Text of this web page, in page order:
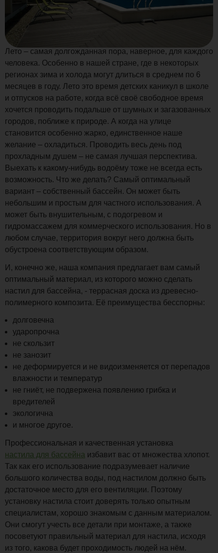
Лето – самая долгожданная пора, наверное, для каждого
человека. Особенно в нашей стране, где в некоторых
регионах зима и холода могут длиться в среднем по 6
месяцев в году. Лето это время детских каникул в школе
и отпусков на работе, когда всё своё свободное время
хочется проводить подальше от шумных и загазованных
городов, поближе к природе. А когда на улице
становится особенно жарко, единственное наше
желание – охладиться. Проводить весь день под
прохладным душем – не самая лучшая перспектива.
Выехать к какому-нибудь водоёму тоже не всегда есть
возможность. Что же делать? Самый оптимальный
вариант – собственный бассейн. Он может быть
небольшим и простым для частного использования. А
может быть внушительным, с подогревом и
гидромассажем для коммерческого использования. Но в
любом случае, территория вокруг него должна быть
обустроена соответствующим образом.
И, конечно же, наша компания предлагает вам самый
оптимальный материал, из которого можно сделать
настил для бассейна, - террасная доска из древесно-
полимерного композита. Её преимущества бесспорны:
долговечна
ударопрочна
не скользит
не занозит
не деформируется и не видоизменяется от перепадов
влажности и температур
не гниёт, не подвержена появлению грибка и
вредителей
экологична
и многое другое.
Профессиональная и качественная установка
настила для бассейна избавит вас от множества хлопот.
Так как его использование подразумевает наличие
большого количества воды, под настилом должно быть
достаточное место для его вентиляции. Поэтому
установку настила стоит доверять только опытным
специалистам, хорошо знакомым с данным материалом.
Они смогут учесть все детали при монтаже, а также
посоветуют правильный материал для настила, исходя
из того, какова будет проходимость людей на нём.